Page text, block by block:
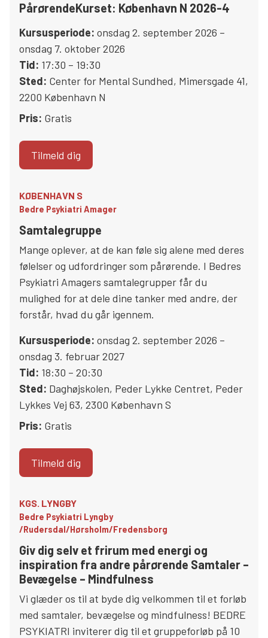
PårørendeKurset: København N 2026-4
Kursusperiode: onsdag 2. september 2026 –
onsdag 7. oktober 2026
Tid: 17:30 – 19:30
Sted: Center for Mental Sundhed, Mimersgade 41,
2200 København N
Pris: Gratis
Tilmeld dig
KØBENHAVN S
Bedre Psykiatri Amager
Samtalegruppe
Mange oplever, at de kan føle sig alene med deres
følelser og udfordringer som pårørende. I Bedres
Psykiatri Amagers samtalegrupper får du
mulighed for at dele dine tanker med andre, der
forstår, hvad du går igennem.
Kursusperiode: onsdag 2. september 2026 –
onsdag 3. februar 2027
Tid: 18:30 – 20:30
Sted: Daghøjskolen, Peder Lykke Centret, Peder
Lykkes Vej 63, 2300 København S
Pris: Gratis
Tilmeld dig
KGS. LYNGBY
Bedre Psykiatri Lyngby
/Rudersdal/Hørsholm/Fredensborg
Giv dig selv et frirum med energi og
inspiration fra andre pårørende Samtaler –
Bevægelse – Mindfulness
Vi glæder os til at byde dig velkommen til et forløb
med samtaler, bevægelse og mindfulness! BEDRE
PSYKIATRI inviterer dig til et gruppeforløb på 10